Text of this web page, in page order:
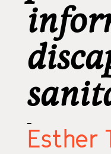
_
Esther